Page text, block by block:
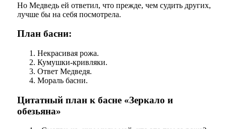
Но Медведь ей ответил, что прежде, чем судить других,
лучше бы на себя посмотрела.
План басни:
Некрасивая рожа.
Кумушки-кривляки.
Ответ Медведя.
Мораль басни.
Цитатный план к басне «Зеркало и
обезьяна»